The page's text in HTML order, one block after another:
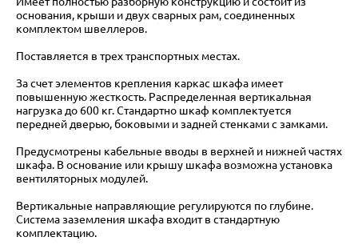
основания, крыши и двух сварных рам, соединенных
комплектом швеллеров.
Поставляется в трех транспортных местах.
За счет элементов крепления каркас шкафа имеет
повышенную жесткость. Распределенная вертикальная
нагрузка до 600 кг. Стандартно шкаф комплектуется
передней дверью, боковыми и задней стенками с замками.
Предусмотрены кабельные вводы в верхней и нижней частях
шкафа. В основание или крышу шкафа возможна установка
вентиляторных модулей.
Вертикальные направляющие регулируются по глубине.
Система заземления шкафа входит в стандартную
комплектацию.